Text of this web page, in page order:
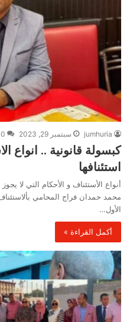
jumhuria سبتمبر 29, 2023 0
كبسولة قانونية .. انواع
استئنافها
أنواع الأستئناف و الأحكام التي لا
الأول…
أكمل القراءة »